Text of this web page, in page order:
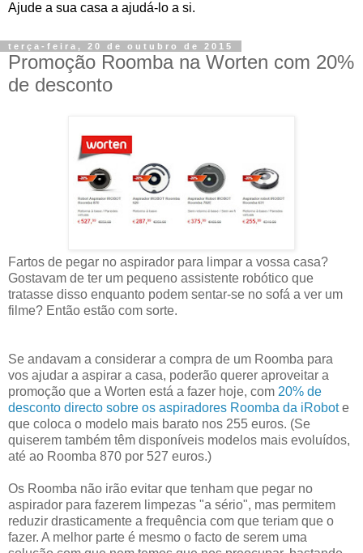
Ajude a sua casa a ajudá-lo a si.
terça-feira, 20 de outubro de 2015
Promoção Roomba na Worten com 20%
de desconto
Fartos de pegar no aspirador para limpar a vossa casa?
Gostavam de ter um pequeno assistente robótico que
tratasse disso enquanto podem sentar-se no sofá a ver um
filme? Então estão com sorte.
Se andavam a considerar a compra de um Roomba para
vos ajudar a aspirar a casa, poderão querer aproveitar a
promoção que a Worten está a fazer hoje, com 20% de
desconto directo sobre os aspiradores Roomba da iRobote
que coloca o modelo mais barato nos 255 euros. (Se
quiserem também têm disponíveis modelos mais evoluídos,
até ao Roomba 870 por 527 euros.)
Os Roomba não irão evitar que tenham que pegar no
aspirador para fazerem limpezas "a sério", mas permitem
reduzir drasticamente a frequência com que teriam que o
fazer. A melhor parte é mesmo o facto de serem uma